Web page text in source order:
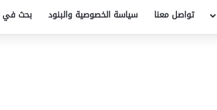
تواصل معنا سياسة الخصوصية والبنود بحث في